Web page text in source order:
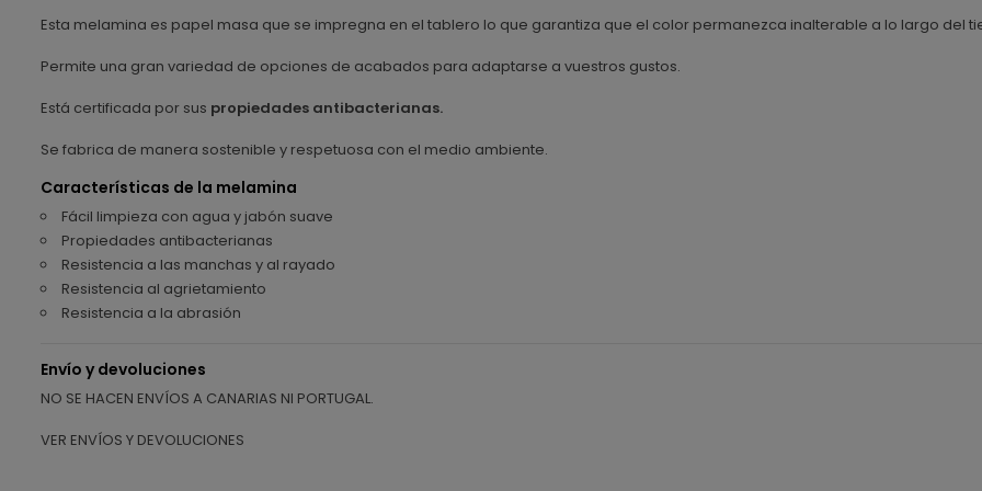
Esta melamina es papel masa que se impregna en el tablero lo que garantiza que el color permanezca inalterable a lo largo del
Permite una gran variedad de opciones de acabados para adaptarse a vuestros gustos.
Está certificada por sus propiedades antibacterianas.
Se fabrica de manera sostenible y respetuosa con el medio ambiente.
Características de la melamina
Fácil limpieza con agua y jabón suave
Propiedades antibacterianas
Resistencia a las manchas y al rayado
Resistencia al agrietamiento
Resistencia a la abrasión
Envío y devoluciones
NO SE HACEN ENVÍOS A CANARIAS NI PORTUGAL.
VER ENVÍOS Y DEVOLUCIONES